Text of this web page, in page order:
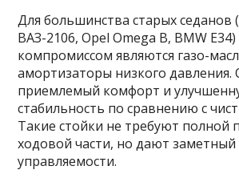
Для большинства старых седанов
ВАЗ-2106, Opel Omega B, BMW
компромиссом являются газо-
амортизаторы низкого давления.
приемлемый комфорт и
стабильность по сравнению с
Такие стойки не требуют полной
ходовой части, но дают заметный
управляемости.